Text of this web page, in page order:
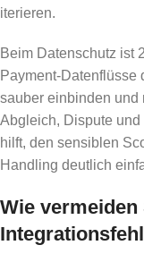
iterieren.
Beim Datenschutz ist
Payment-Datenflüsse
sauber einbinden und
Abgleich, Dispute
hilft, den sensiblen
Handling deutlich
Wie